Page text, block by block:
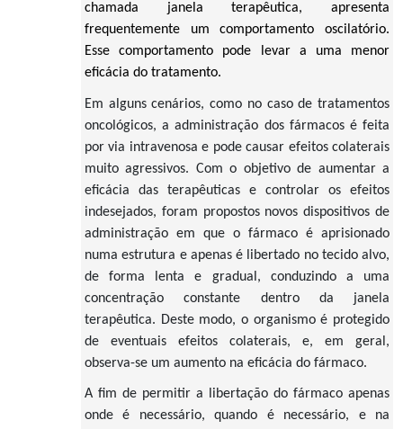
chamada janela terapêutica, apresenta
frequentemente um comportamento oscilatório.
Esse comportamento pode levar a uma menor
eficácia do tratamento.
Em alguns cenários, como no caso de tratamentos
oncológicos, a administração dos fármacos é feita
por via intravenosa e pode causar efeitos colaterais
muito agressivos. Com o objetivo de aumentar a
eficácia das terapêuticas e controlar os efeitos
indesejados, foram propostos novos dispositivos de
administração em que o fármaco é aprisionado
numa estrutura e apenas é libertado no tecido alvo,
de forma lenta e gradual, conduzindo a uma
concentração constante dentro da janela
terapêutica. Deste modo, o organismo é protegido
de eventuais efeitos colaterais, e, em geral,
observa-se um aumento na eficácia do fármaco.
A fim de permitir a libertação do fármaco apenas
onde é necessário, quando é necessário, e na